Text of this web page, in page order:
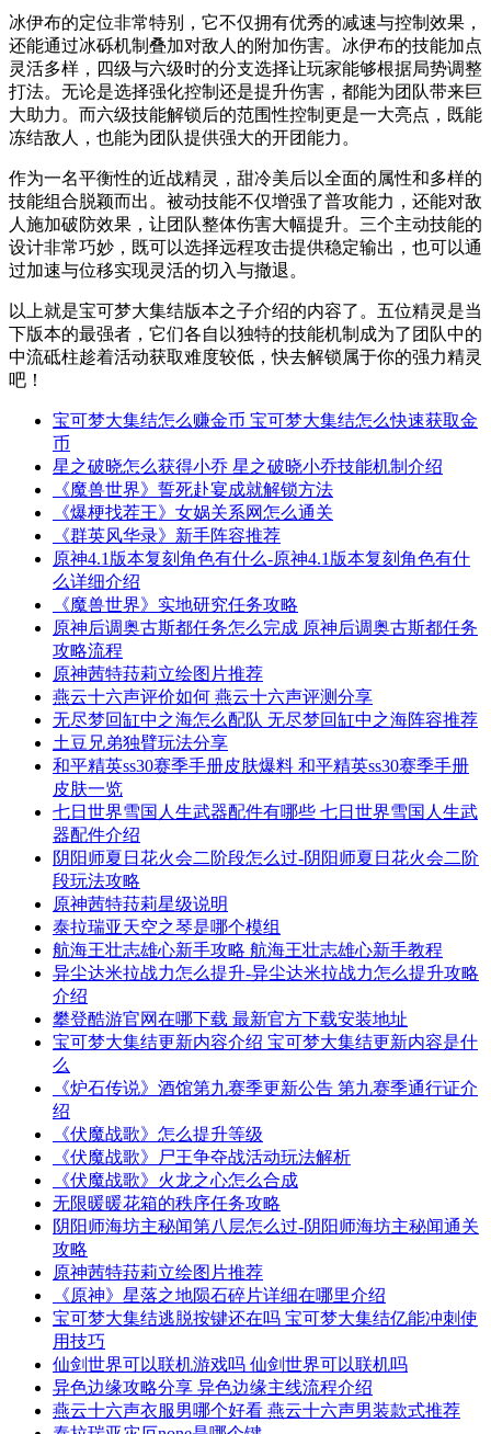
冰伊布的定位非常特别，它不仅拥有优秀的减速与控制效果，
还能通过冰砾机制叠加对敌人的附加伤害。冰伊布的技能加点
灵活多样，四级与六级时的分支选择让玩家能够根据局势调整
打法。无论是选择强化控制还是提升伤害，都能为团队带来巨
大助力。而六级技能解锁后的范围性控制更是一大亮点，既能
冻结敌人，也能为团队提供强大的开团能力。
作为一名平衡性的近战精灵，甜冷美后以全面的属性和多样的
技能组合脱颖而出。被动技能不仅增强了普攻能力，还能对敌
人施加破防效果，让团队整体伤害大幅提升。三个主动技能的
设计非常巧妙，既可以选择远程攻击提供稳定输出，也可以通
过加速与位移实现灵活的切入与撤退。
以上就是宝可梦大集结版本之子介绍的内容了。五位精灵是当
下版本的最强者，它们各自以独特的技能机制成为了团队中的
中流砥柱趁着活动获取难度较低，快去解锁属于你的强力精灵
吧！
宝可梦大集结怎么赚金币 宝可梦大集结怎么快速获取金
币
星之破晓怎么获得小乔 星之破晓小乔技能机制介绍
《魔兽世界》誓死赴宴成就解锁方法
《爆梗找茬王》女娲关系网怎么通关
《群英风华录》新手阵容推荐
原神4.1版本复刻角色有什么-原神4.1版本复刻角色有什
么详细介绍
《魔兽世界》实地研究任务攻略
原神后调奥古斯都任务怎么完成 原神后调奥古斯都任务
攻略流程
原神茜特菈莉立绘图片推荐
燕云十六声评价如何 燕云十六声评测分享
无尽梦回缸中之海怎么配队 无尽梦回缸中之海阵容推荐
土豆兄弟独臂玩法分享
和平精英ss30赛季手册皮肤爆料 和平精英ss30赛季手册
皮肤一览
七日世界雪国人生武器配件有哪些 七日世界雪国人生武
器配件介绍
阴阳师夏日花火会二阶段怎么过-阴阳师夏日花火会二阶
段玩法攻略
原神茜特菈莉星级说明
泰拉瑞亚天空之琴是哪个模组
航海王壮志雄心新手攻略 航海王壮志雄心新手教程
异尘达米拉战力怎么提升-异尘达米拉战力怎么提升攻略
介绍
攀登酷游官网在哪下载 最新官方下载安装地址
宝可梦大集结更新内容介绍 宝可梦大集结更新内容是什
么
《炉石传说》酒馆第九赛季更新公告 第九赛季通行证介
绍
《伏魔战歌》怎么提升等级
《伏魔战歌》尸王争夺战活动玩法解析
《伏魔战歌》火龙之心怎么合成
无限暖暖花箱的秩序任务攻略
阴阳师海坊主秘闻第八层怎么过-阴阳师海坊主秘闻通关
攻略
原神茜特菈莉立绘图片推荐
《原神》星落之地陨石碎片详细在哪里介绍
宝可梦大集结逃脱按键还在吗 宝可梦大集结亿能冲刺使
用技巧
仙剑世界可以联机游戏吗 仙剑世界可以联机吗
异色边缘攻略分享 异色边缘主线流程介绍
燕云十六声衣服男哪个好看 燕云十六声男装款式推荐